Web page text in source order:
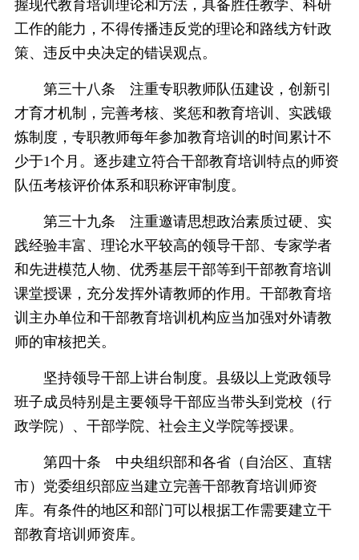
握现代教育培训理论和方法，具备胜任教学、科研
工作的能力，不得传播违反党的理论和路线方针政
策、违反中央决定的错误观点。
第三十八条 注重专职教师队伍建设，创新引
才育才机制，完善考核、奖惩和教育培训、实践锻
炼制度，专职教师每年参加教育培训的时间累计不
少于1个月。逐步建立符合干部教育培训特点的师资
队伍考核评价体系和职称评审制度。
第三十九条 注重邀请思想政治素质过硬、实
践经验丰富、理论水平较高的领导干部、专家学者
和先进模范人物、优秀基层干部等到干部教育培训
课堂授课，充分发挥外请教师的作用。干部教育培
训主办单位和干部教育培训机构应当加强对外请教
师的审核把关。
坚持领导干部上讲台制度。县级以上党政领导
班子成员特别是主要领导干部应当带头到党校（行
政学院）、干部学院、社会主义学院等授课。
第四十条 中央组织部和各省（自治区、直辖
市）党委组织部应当建立完善干部教育培训师资
库。有条件的地区和部门可以根据工作需要建立干
部教育培训师资库。